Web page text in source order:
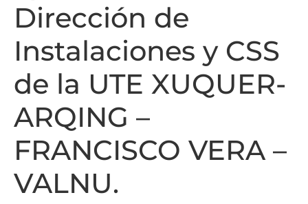
Dirección de
Instalaciones y CSS
de la UTE XUQUER-
ARQING –
FRANCISCO VERA –
VALNU.